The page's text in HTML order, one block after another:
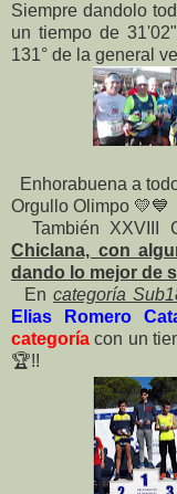
Siempre dandolo
un tiempo de
131° de la general
Enhorabuena a
Orgullo Olimpo 💛💙
También XXVIII
Chiclana, con
dando lo mejor de
En categoría
Elias Romero
categoría con un
🏆!!